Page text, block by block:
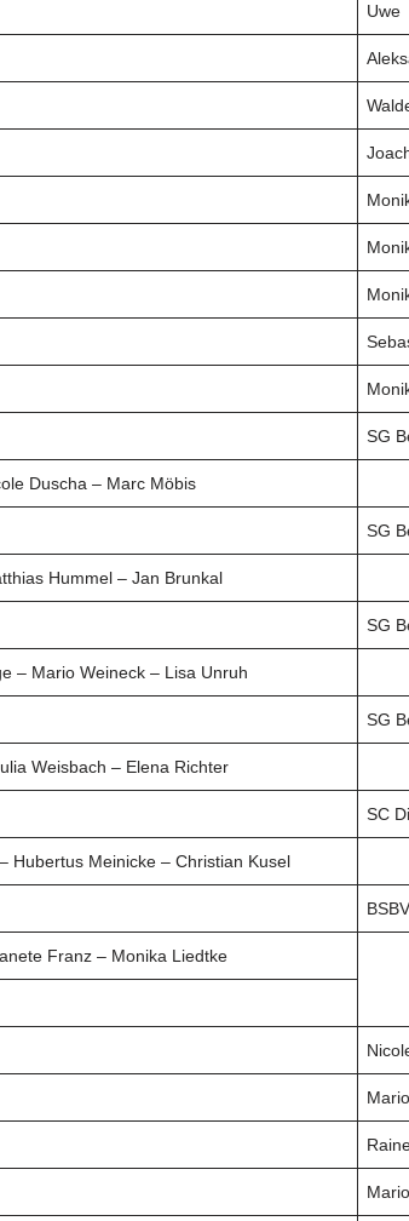
Uwe
SG
Duscha – Marc Möbis
SG
Hummel – Jan Brunkal
SG
– Mario Weineck – Lisa Unruh
SG
Weisbach – Elena Richter
SC
Hubertus Meinicke – Christian Kusel
BSBV
Franz – Monika Liedtke
Mario
Mario